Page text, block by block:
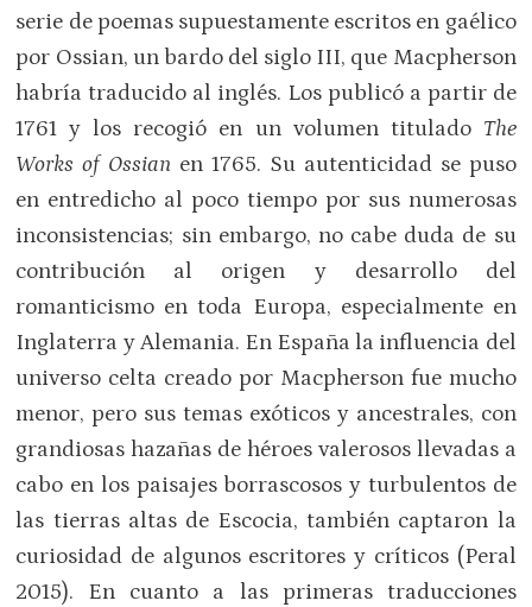
serie de poemas supuestamente escritos en gaélico
por Ossian, un bardo del siglo III, que Macpherson
habría traducido al inglés. Los publicó a partir de
1761 y los recogió en un volumen titulado The
Works of Ossian en 1765. Su autenticidad se puso
en entredicho al poco tiempo por sus numerosas
inconsistencias; sin embargo, no cabe duda de su
contribución al origen y desarrollo del
romanticismo en toda Europa, especialmente en
Inglaterra y Alemania. En España la influencia del
universo celta creado por Macpherson fue mucho
menor, pero sus temas exóticos y ancestrales, con
grandiosas hazañas de héroes valerosos llevadas a
cabo en los paisajes borrascosos y turbulentos de
las tierras altas de Escocia, también captaron la
curiosidad de algunos escritores y críticos (Peral
2015). En cuanto a las primeras traducciones